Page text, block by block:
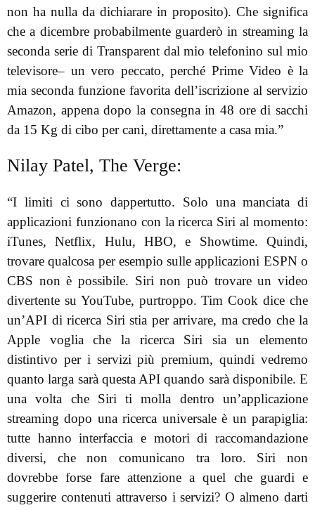
non ha nulla da dichiarare in proposito). Che significa
che a dicembre probabilmente guarderò in streaming la
seconda serie di Transparent dal mio telefonino sul mio
televisore– un vero peccato, perché Prime Video è la
mia seconda funzione favorita dell’iscrizione al servizio
Amazon, appena dopo la consegna in 48 ore di sacchi
da 15 Kg di cibo per cani, direttamente a casa mia.”
Nilay Patel, The Verge:
“I limiti ci sono dappertutto. Solo una manciata di
applicazioni funzionano con la ricerca Siri al momento:
iTunes, Netflix, Hulu, HBO, e Showtime. Quindi,
trovare qualcosa per esempio sulle applicazioni ESPN o
CBS non è possibile. Siri non può trovare un video
divertente su YouTube, purtroppo. Tim Cook dice che
un’API di ricerca Siri stia per arrivare, ma credo che la
Apple voglia che la ricerca Siri sia un elemento
distintivo per i servizi più premium, quindi vedremo
quanto larga sarà questa API quando sarà disponibile. E
una volta che Siri ti molla dentro un’applicazione
streaming dopo una ricerca universale è un parapiglia:
tutte hanno interfaccia e motori di raccomandazione
diversi, che non comunicano tra loro. Siri non
dovrebbe forse fare attenzione a quel che guardi e
suggerire contenuti attraverso i servizi? O almeno darti